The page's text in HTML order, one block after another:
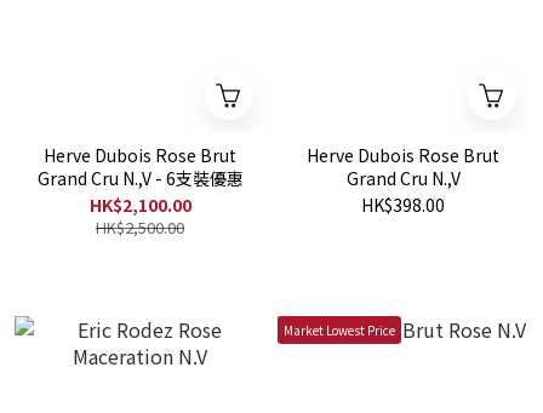
Herve Dubois Rose Brut
Grand Cru N.,V - 6支裝優惠
HK$2,100.00
HK$2,500.00
Herve Dubois Rose Brut
Grand Cru N.,V
HK$398.00
Market Lowest Price